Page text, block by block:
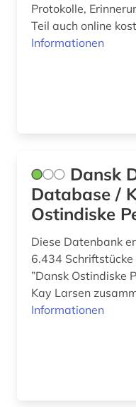
australien (1)
ausweisung (1)
außenhandel (8)
Protokolle,
Teil auch online
Informationen
Dansk
Database /
Ostindiske
Diese Datenbank
6.434
”Dansk Ostindiske
Kay Larsen
Informationen